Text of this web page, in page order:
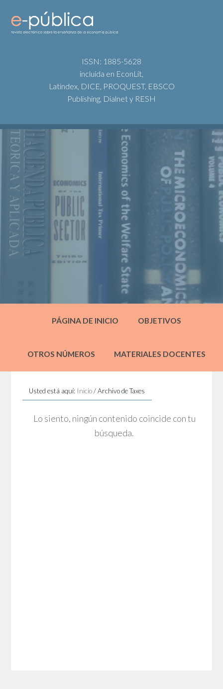
ISSN: 1885-5628
incluida en EconLit,
Latindex, DICE, PROQUEST, EBSCO
Publishing, Dialnet y RESH
PÁGINA DE INICIO OBJETIVOS
OTROS NÚMEROS MATERIALES DOCENTES
Usted está aquí: Inicio /Archivo de Taxes
Lo siento, ningún contenido coincide con tu
búsqueda.